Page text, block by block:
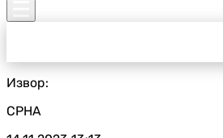
Извор:
СРНА